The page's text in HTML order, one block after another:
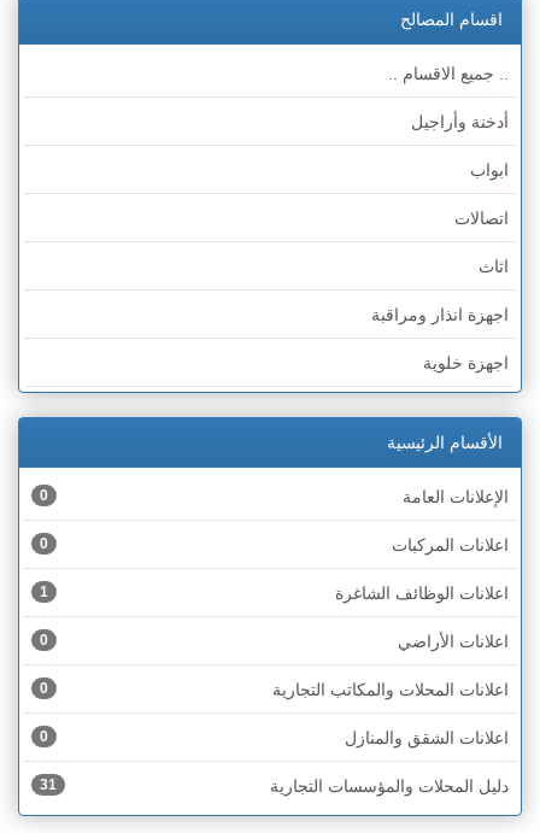
الضفة » رام الله والبيره
الضفة » أريحا
الضفة » الخليل
الضفة » بيت لحم
قطاع غزة
الخط الأخضر » حيفا
الخط الأخضر » رهط
الخط الأخضر » أم الفحم
الخط الأخضر » الناصرة
الخط الأخضر » عكا ونهاريا
الخط الأخضر » الجليل
الخط الأخضر » مرج ابن عامر
الخط الأخضر » البطوف
الخط الأخضر » الجولان
الخط الأخضر » الشارون
الخط الأخضر » القدس
اقسام المصالح
.. جميع الاقسام ..
أدخنة وأراجيل
ابواب
اتصالات
اثاث
اجهزة انذار ومراقبة
اجهزة خلوية
اجهزة كهربائية
اجهزة مكتبية
احذية
اختام
اخشاب
ادوات رياضية
ادوات صحية
ادوات كهربائية
الأقسام الرئيسية
الإعلانات العامة 0
اعلانات المركبات 0
اعلانات الوظائف الشاغرة 1
اعلانات الأراضي 0
اعلانات المحلات والمكاتب التجارية 0
اعلانات الشقق والمنازل 0
دليل المحلات والمؤسسات التجارية 31